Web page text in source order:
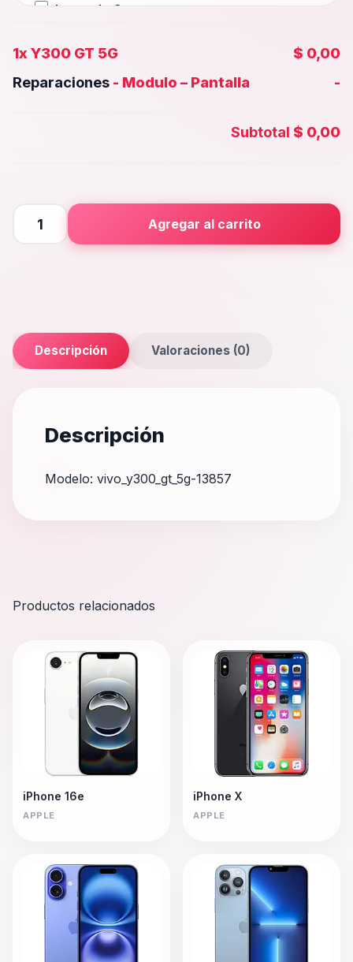
Lente de Camara
Wifi – Señal – Antena
Camara Trasera
Placa Principal
1x Y300 GT 5G
$ 0,00
Reparaciones - Modulo – Pantalla -
Subtotal $ 0,00
Agregar al carrito
Descripción Valoraciones (0)
Descripción
Modelo: vivo_y300_gt_5g-13857
Productos relacionados
iPhone 16e
APPLE
iPhone X
APPLE